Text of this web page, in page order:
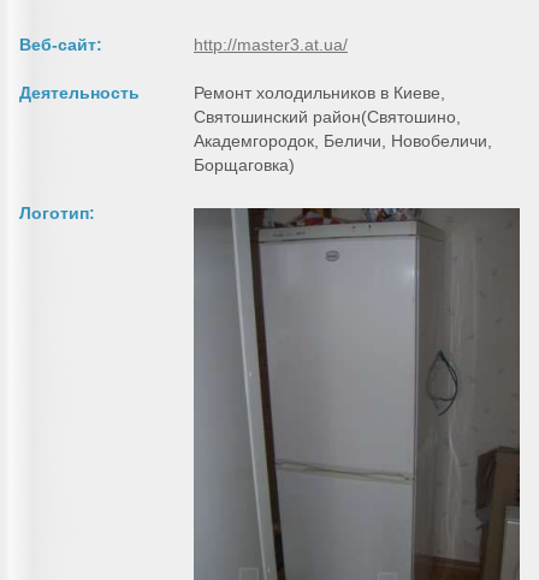
Веб-сайт: http://master3.at.ua/
Деятельность
Ремонт холодильников в Киеве,
Святошинский район(Святошино,
Академгородок, Беличи, Новобеличи,
Борщаговка)
Логотип: